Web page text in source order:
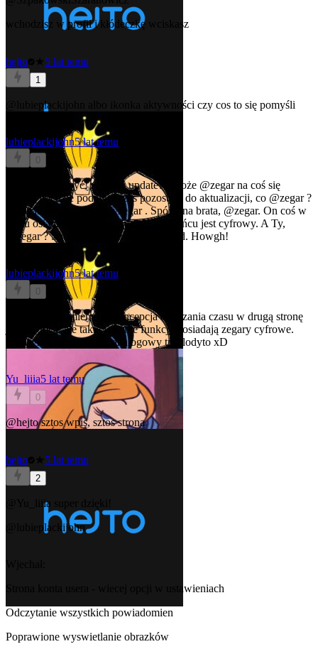
wchodzisz w profil i kłódeczkę wciskasz
hejto 5 lat temu
1
@lubieplackijohn albo ikonka aktywności czy cos to się pomyśli
lubieplackijohn5 lat temu
0
może być! A kiedy update? I może @zegarna coś się
przyda i będzie podawał czas pozostały do aktualizacji, co @zegar?
Przydałbyś się na coś,
@zegar. Spójrz na brata, @zegar. On coś w
życiu osiągnie bo ciężko pracuje. W końcu jest cyfrowy. A Ty,
@zegar? Spójrz na siebie! Aż mi wstyd. Howgh!
lubieplackijohn5 lat temu
0
, rozumiem, że koncepcja odliczania czasu w drugą stronę
jest Ci obca, ale takie właśnie funkcje posiadają zegary cyfrowe.
Weź wreszcie dorośnij, analogowy troglodyto xD
Yu_liiia5 lat temu
0
@hejtosztos wpis, sztos strona
hejto 5 lat temu
2
@Yu_liiia
@lubieplackijohn
Strona konta usera - wiecej opcji w ustawieniach
Odczytanie wszystkich powiadomien
Poprawione wyswietlanie obrazków